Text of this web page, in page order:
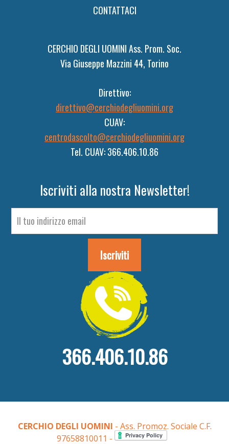
CONTATTACI
CERCHIO DEGLI UOMINI Ass. Prom. Soc.
Via Giuseppe Mazzini 44, Torino
Direttivo:
direttivo@cerchiodegliuomini.org
CUAV:
centrodascolto@cerchiodegliuomini.org
Tel. CUAV: 366.406.10.86
Iscriviti alla nostra Newsletter!
366.406.10.86
CERCHIO DEGLI UOMINI - Ass. Promoz. Sociale C.F.
97658810011 -